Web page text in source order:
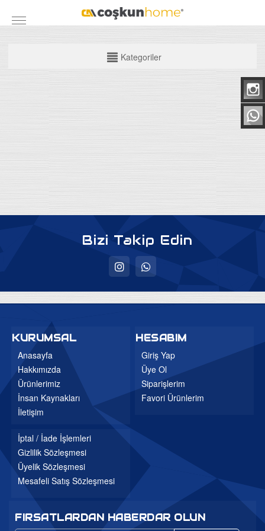
Baza Başlıkları
Ev Tekstili
Bebek Odaları
Genç Odaları
Bahçe Mobilyaları
Düğün Paketleri
3'lü Setler
Mutfak Masa ve Sandalye
Kategoriler
Bizi Takip Edin
KURUMSAL
Anasayfa
Hakkımızda
Ürünlerimiz
İnsan Kaynakları
İletişim
HESABIM
Giriş Yap
Üye Ol
Siparişlerim
Favori Ürünlerim
İptal / İade İşlemleri
Gizlilik Sözleşmesi
Üyelik Sözleşmesi
Mesafeli Satış Sözleşmesi
FIRSATLARDAN HABERDAR OLUN